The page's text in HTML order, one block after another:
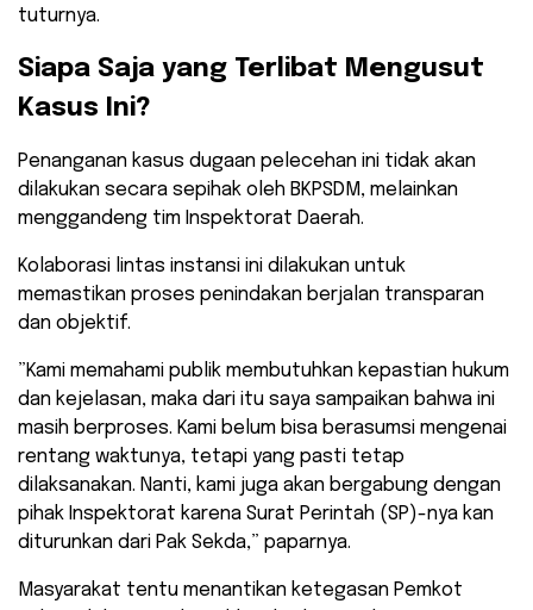
tuturnya.
​Siapa Saja yang Terlibat Mengusut
Kasus Ini?
​Penanganan kasus dugaan pelecehan ini tidak akan
dilakukan secara sepihak oleh BKPSDM, melainkan
menggandeng tim Inspektorat Daerah.
Kolaborasi lintas instansi ini dilakukan untuk
memastikan proses penindakan berjalan transparan
dan objektif.
​”Kami memahami publik membutuhkan kepastian hukum
dan kejelasan, maka dari itu saya sampaikan bahwa ini
masih berproses. Kami belum bisa berasumsi mengenai
rentang waktunya, tetapi yang pasti tetap
dilaksanakan. Nanti, kami juga akan bergabung dengan
pihak Inspektorat karena Surat Perintah (SP)-nya kan
diturunkan dari Pak Sekda,” paparnya.
​Masyarakat tentu menantikan ketegasan Pemkot